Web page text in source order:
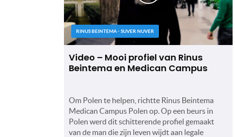
RINUS BEINTEMA - SUVER NUVER
Video – Mooi profiel van Rinus
Beintema en Medican Campus
Om Polen te helpen, richtte Rinus Beintema
Medican Campus Polen op. Op een beurs in
Polen werd dit schitterende profiel gemaakt
van de man die zijn leven wijdt aan legale